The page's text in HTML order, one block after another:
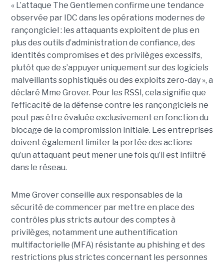
« L’attaque The Gentlemen confirme une tendance
observée par IDC dans les opérations modernes de
rançongiciel : les attaquants exploitent de plus en
plus des outils d’administration de confiance, des
identités compromises et des privilèges excessifs,
plutôt que de s’appuyer uniquement sur des logiciels
malveillants sophistiqués ou des exploits zero-day », a
déclaré Mme Grover. Pour les RSSI, cela signifie que
l’efficacité de la défense contre les rançongiciels ne
peut pas être évaluée exclusivement en fonction du
blocage de la compromission initiale. Les entreprises
doivent également limiter la portée des actions
qu’un attaquant peut mener une fois qu’il est infiltré
dans le réseau.
Mme Grover conseille aux responsables de la
sécurité de commencer par mettre en place des
contrôles plus stricts autour des comptes à
privilèges, notamment une authentification
multifactorielle (MFA) résistante au phishing et des
restrictions plus strictes concernant les personnes